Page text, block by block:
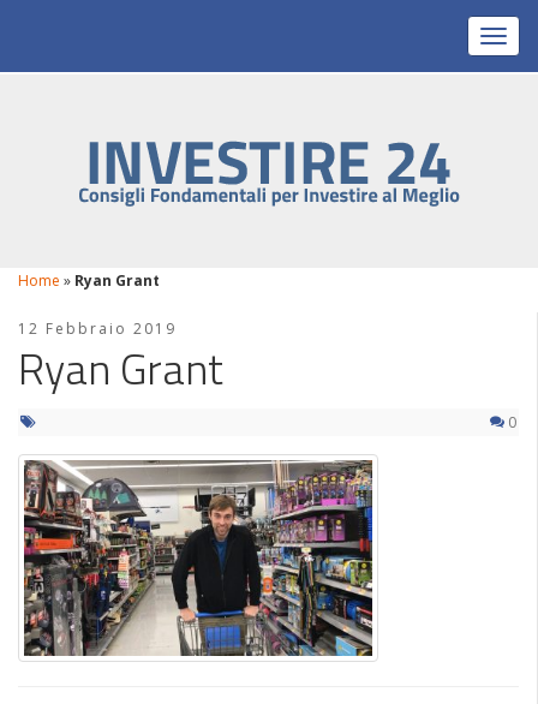
Home » Ryan Grant
12 Febbraio 2019
Ryan Grant
0